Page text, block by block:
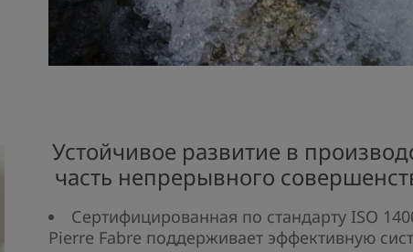
Устойчивое развитие в
часть непрерывного
Сертифицированная по стандарту ISO
Pierre Fabre поддерживает эффективную